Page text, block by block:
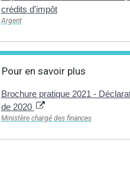
crédits d'impôt
Argent
Pour en savoir plus
Brochure pratique 2021 -
de 2020
Ministère chargé des finances